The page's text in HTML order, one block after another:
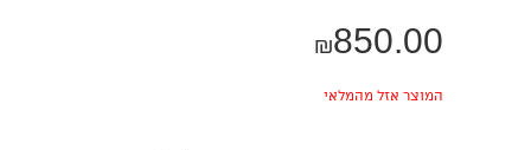
₪850.00
המוצר אזל מהמלאי